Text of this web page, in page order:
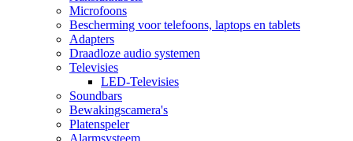
Microfoons
Bescherming voor telefoons, laptops en tablets
Adapters
Draadloze audio systemen
Televisies
LED-Televisies
Soundbars
Bewakingscamera's
Platenspeler
Alarmsysteem